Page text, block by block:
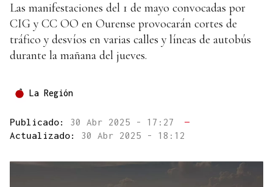
Las manifestaciones del 1 de mayo convocadas por
CIG y CC OO en Ourense provocarán cortes de
tráfico y desvíos en varias calles y líneas de autobús
durante la mañana del jueves.
La Región
Publicado: 30 Abr 2025 - 17:27
—
Actualizado: 30 Abr 2025 - 18:12